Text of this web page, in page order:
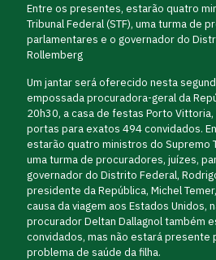
Entre os presentes, estarão quatro
Tribunal Federal (STF), uma turma de
parlamentares e o governador do
Rollemberg
Um jantar será oferecido nesta
empossada procuradora-geral da
20h30, a casa de festas Porto Vittoria,
portas para exatos 494 convidados.
estarão quatro ministros do Supremo
uma turma de procuradores, juízes,
governador do Distrito Federal,
presidente da República, Michel
causa da viagem aos Estados Unidos,
procurador Deltan Dallagnol também
convidados, mas não estará presente
problema de saúde da filha.